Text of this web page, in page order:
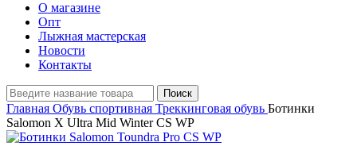
О магазине
Опт
Лыжная мастерская
Новости
Контакты
Поиск
Главная Обувь спортивная Треккинговая обувь Ботинки
Salomon X Ultra Mid Winter CS WP